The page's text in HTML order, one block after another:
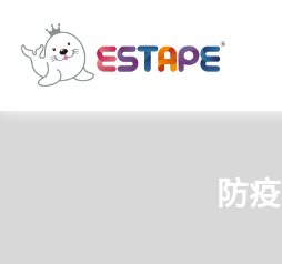
王
防疫